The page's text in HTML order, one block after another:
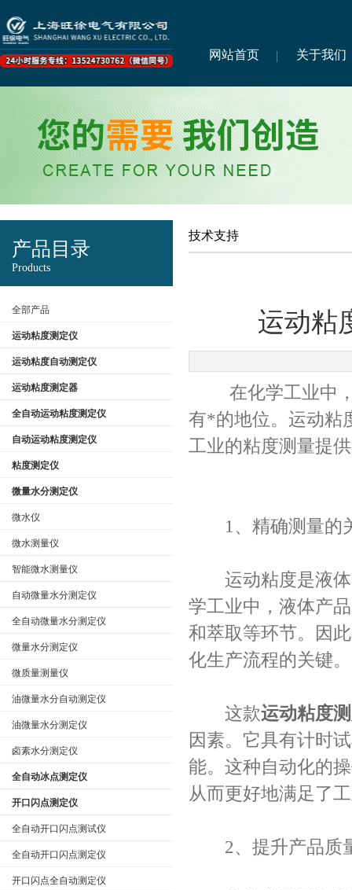
网站首页 关于我们
产品目录
Products
全部产品
运动粘度测定仪
运动粘度自动测定仪
运动粘度测定器
全自动运动粘度测定仪
自动运动粘度测定仪
粘度测定仪
微量水分测定仪
微水仪
微水测量仪
智能微水测量仪
自动微量水分测定仪
全自动微量水分测定仪
微量水分测定仪
微质量测量仪
油微量水分自动测定仪
油微量水分测定仪
卤素水分测定仪
全自动冰点测定仪
开口闪点测定仪
全自动开口闪点测试仪
全自动开口闪点测定仪
开口闪点全自动测定仪
技术支持
运动粘
在化学工业中，
有*的地位。运动粘
工业的粘度测量提
1、精确测量的
运动粘度是液体
学工业中，液体产
和萃取等环节。因
化生产流程的关键。
这款运动粘度
因素。它具有计时
能。这种自动化的
从而更好地满足了
2、提升产品质